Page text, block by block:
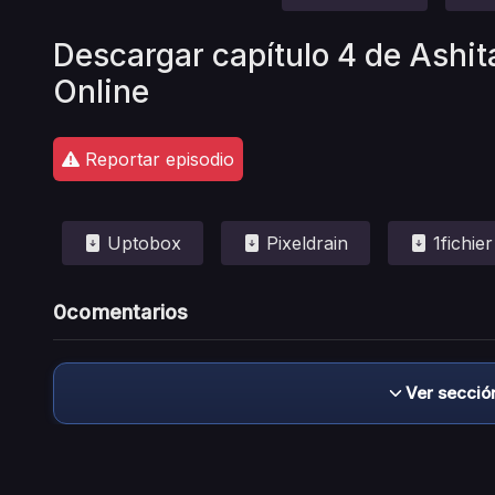
Descargar capítulo 4 de
Online
Reportar episodio
Uptobox Pixeldrain 1fichier
0comentarios
Ver